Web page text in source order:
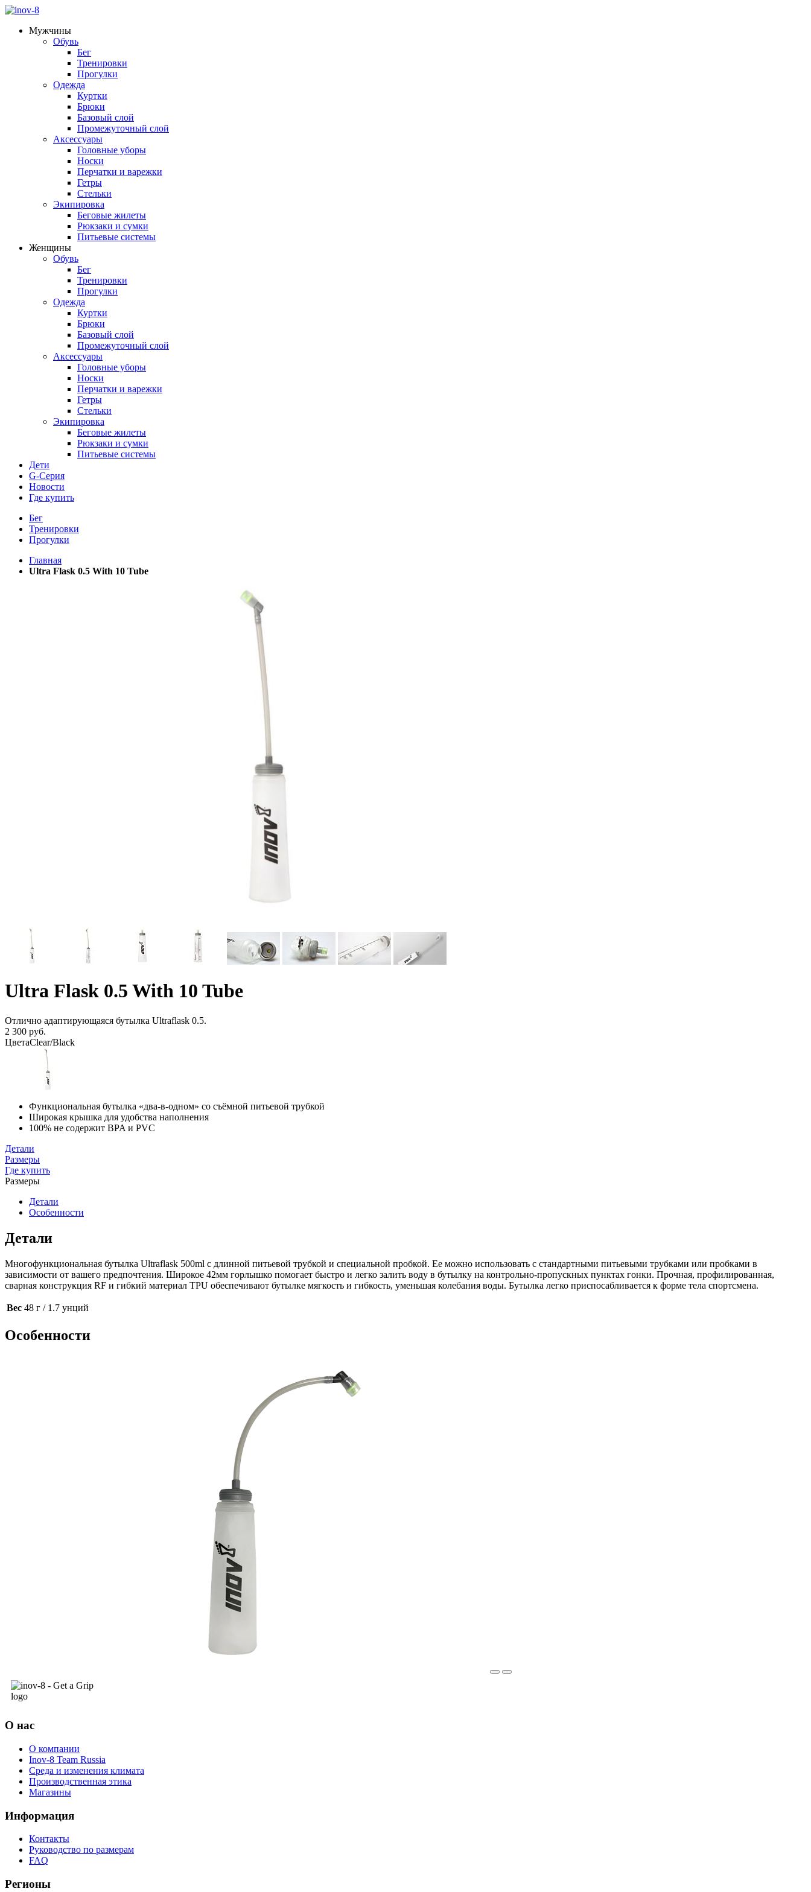
Мужчины
Обувь
Бег
Тренировки
Прогулки
Одежда
Куртки
Брюки
Базовый слой
Промежуточный слой
Аксессуары
Головные уборы
Носки
Перчатки и варежки
Гетры
Стельки
Экипировка
Беговые жилеты
Рюкзаки и сумки
Питьевые системы
Женщины
Обувь
Бег
Тренировки
Прогулки
Одежда
Куртки
Брюки
Базовый слой
Промежуточный слой
Аксессуары
Головные уборы
Носки
Перчатки и варежки
Гетры
Стельки
Экипировка
Беговые жилеты
Рюкзаки и сумки
Питьевые системы
Дети
G-Серия
Новости
Где купить
Бег
Тренировки
Прогулки
Главная
Ultra Flask 0.5 With 10 Tube
Ultra Flask 0.5 With 10 Tube
Отлично адаптирующаяся бутылка Ultraflask 0.5.
2 300 руб.
ЦветаClear/Black
Функциональная бутылка «два-в-одном» со съёмной питьевой трубкой
Широкая крышка для удобства наполнения
100% не содержит BPA и PVC
Детали
Размеры
Где купить
Размеры
Детали
Особенности
Детали
Многофункциональная бутылка Ultraflask 500ml с длинной питьевой трубкой и специальной пробкой. Ее можно использовать с стандартными питьевыми трубками или пробками в
зависимости от вашего предпочтения. Широкое 42мм горлышко помогает быстро и легко залить воду в бутылку на контрольно-пропускных пунктах гонки. Прочная, профилированная,
сварная конструкция RF и гибкий материал TPU обеспечивают бутылке мягкость и гибкость, уменьшая колебания воды. Бутылка легко приспосабливается к форме тела спортсмена.
Вес 48 г / 1.7 унций
Особенности
О нас
О компании
Inov-8 Team Russia
Среда и изменения климата
Производственная этика
Магазины
Информация
Контакты
Руководство по размерам
FAQ
Регионы